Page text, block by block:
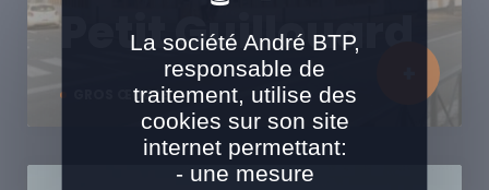
GROS ŒUVRE
Petit Guillouard
La société André BTP,
responsable de
traitement, utilise des
cookies sur son site
internet permettant:
- une mesure